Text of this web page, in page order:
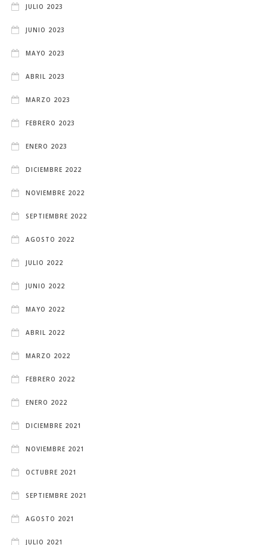
JULIO 2023
JUNIO 2023
MAYO 2023
ABRIL 2023
MARZO 2023
FEBRERO 2023
ENERO 2023
DICIEMBRE 2022
NOVIEMBRE 2022
SEPTIEMBRE 2022
AGOSTO 2022
JULIO 2022
JUNIO 2022
MAYO 2022
ABRIL 2022
MARZO 2022
FEBRERO 2022
ENERO 2022
DICIEMBRE 2021
NOVIEMBRE 2021
OCTUBRE 2021
SEPTIEMBRE 2021
AGOSTO 2021
JULIO 2021